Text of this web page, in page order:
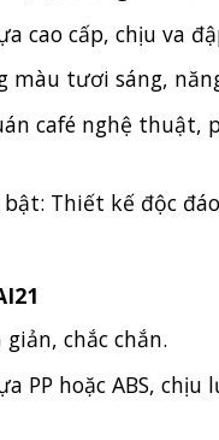
cao cấp, chịu va
màu tươi sáng,
café nghệ thuật,
Thiết kế độc
chắc chắn.
PP hoặc ABS, chịu